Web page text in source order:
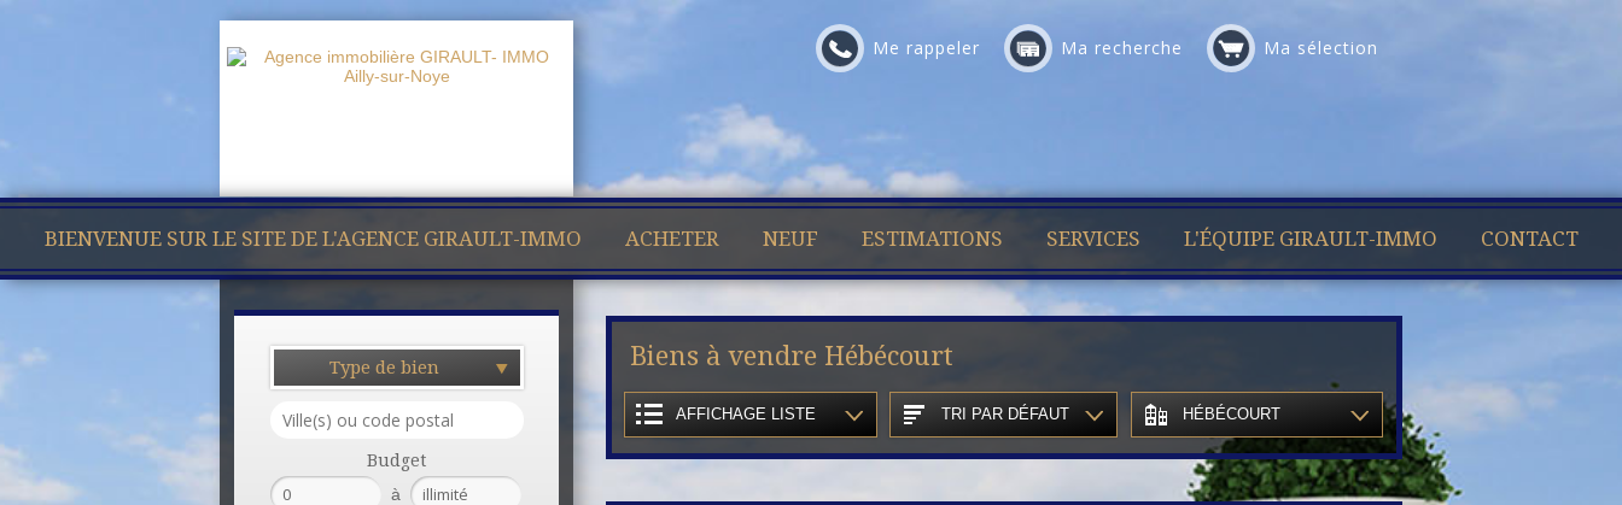
Me rappeler Ma recherche Ma sélection
BIENVENUE SUR LE SITE DE L'AGENCE GIRAULT-IMMO ACHETER NEUF ESTIMATIONS SERVICES L'ÉQUIPE GIRAULT-IMMO CONTACT
Type de bien
Budget
à
Biens à vendre Hébécourt
AFFICHAGE LISTE TRI PAR DÉFAUT HÉBÉCOURT